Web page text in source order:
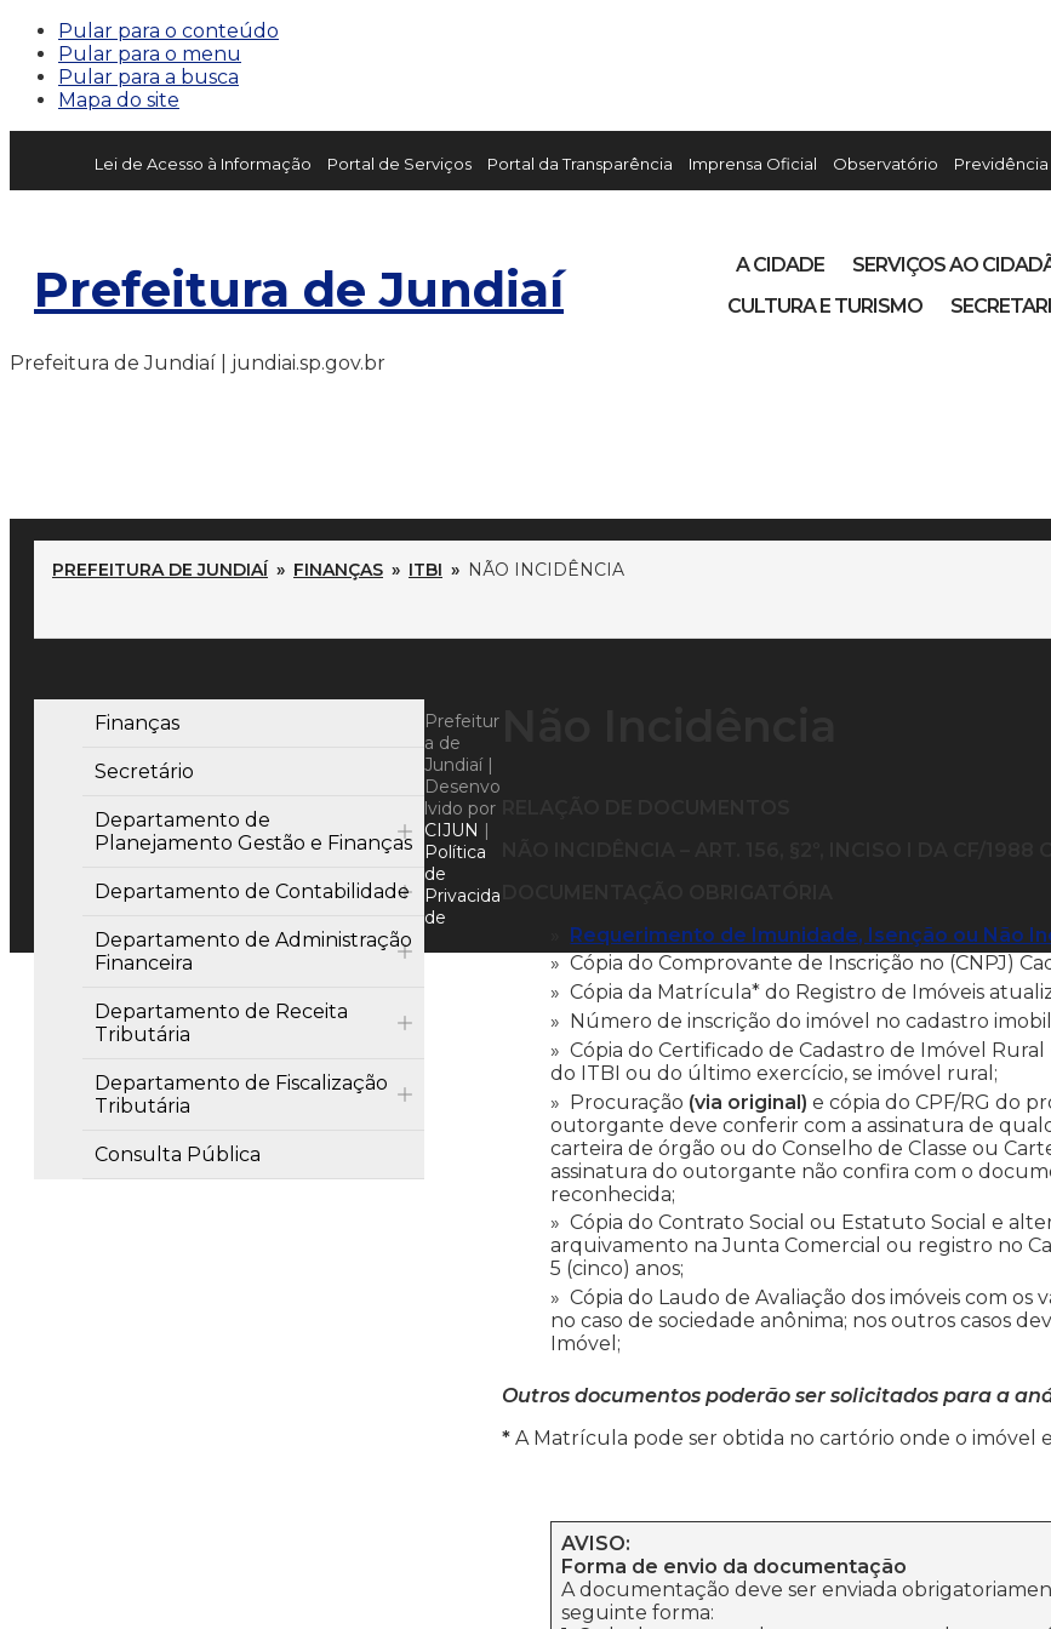
Pular para o conteúdo
Pular para o menu
Pular para a busca
Mapa do site
Lei de Acesso à Informação Portal de Serviços Portal da Transparência Imprensa Oficial Observatório
Prefeitura de Jundiaí A CIDADE SERVIÇOS AO
CULTURA E TURISMO
Prefeitura de Jundiaí | jundiai.sp.gov.br
PREFEITURA DE JUNDIAÍ » FINANÇAS » ITBI » NÃO INCIDÊNCIA
Finanças
Secretário
Departamento de
Planejamento Gestão e Finanças
Departamento de Contabilidade
Departamento de Administração
Financeira
Departamento de Receita
Tributária
Departamento de Fiscalização
Tributária
Consulta Pública
Requerimento de Imunidade, Isenção ou Não
Cópia do Comprovante de Inscrição no (CNPJ)
Cópia da Matrícula* do Registro de Imóveis
Número de inscrição do imóvel no cadastro
Cópia do Certificado de Cadastro de Imóvel
do ITBI ou do último exercício, se imóvel rural;
Procuração (via original) e cópia do CPF/RG do
outorgante deve conferir com a assinatura de
carteira de órgão ou do Conselho de Classe ou
assinatura do outorgante não confira com o
reconhecida;
Cópia do Contrato Social ou Estatuto Social e
arquivamento na Junta Comercial ou registro no
5 (cinco) anos;
Cópia do Laudo de Avaliação dos imóveis com
no caso de sociedade anônima; nos outros casos
Imóvel;
Outros documentos poderão ser solicitados para a
* A Matrícula pode ser obtida no cartório onde o imóvel
AVISO:
Forma de envio da documentação
A documentação deve ser enviada
seguinte forma:
Prefeitur
a de
Jundiaí |
Desenvo
lvido por
CIJUN |
Política
de
Privacida
de